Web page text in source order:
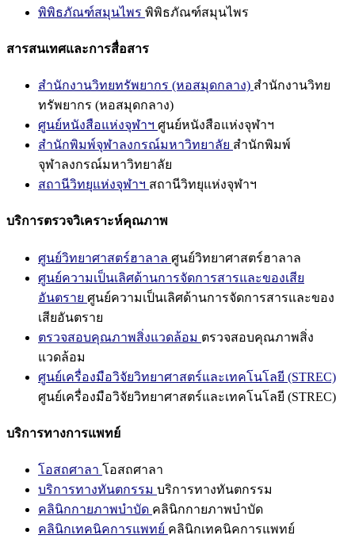
พิพิธภัณฑ์สมุนไพร พิพิธภัณฑ์สมุนไพร
สารสนเทศและการสื่อสาร
สำนักงานวิทยทรัพยากร (หอสมุดกลาง) สำนักงานวิทย
ทรัพยากร (หอสมุดกลาง)
ศูนย์หนังสือแห่งจุฬาฯ ศูนย์หนังสือแห่งจุฬาฯ
สำนักพิมพ์จุฬาลงกรณ์มหาวิทยาลัย สำนักพิมพ์
จุฬาลงกรณ์มหาวิทยาลัย
สถานีวิทยุแห่งจุฬาฯ สถานีวิทยุแห่งจุฬาฯ
บริการตรวจวิเคราะห์คุณภาพ
ศูนย์วิทยาศาสตร์ฮาลาล ศูนย์วิทยาศาสตร์ฮาลาล
ศูนย์ความเป็นเลิศด้านการจัดการสารและของเสีย
อันตราย ศูนย์ความเป็นเลิศด้านการจัดการสารและของ
เสียอันตราย
ตรวจสอบคุณภาพสิ่งแวดล้อม ตรวจสอบคุณภาพสิ่ง
แวดล้อม
ศูนย์เครื่องมือวิจัยวิทยาศาสตร์และเทคโนโลยี (STREC)
ศูนย์เครื่องมือวิจัยวิทยาศาสตร์และเทคโนโลยี (STREC)
บริการทางการแพทย์
โอสถศาลา โอสถศาลา
บริการทางทันตกรรม บริการทางทันตกรรม
คลินิกกายภาพบำบัด คลินิกกายภาพบำบัด
คลินิกเทคนิคการแพทย์ คลินิกเทคนิคการแพทย์